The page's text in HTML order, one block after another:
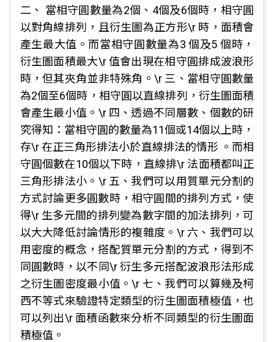
二、 當相守圓數量為2個、4個及6個時，相守圓
以對角線排列，且衍生圖為正方形\r 時，面積會
產生最大值。而當相守圓數量為3 個及5 個時，
衍生圖面積最大\r 值會出現在相守圓排成波浪形
時，但其夾角並非特殊角。\r 三、當相守圓數量
為2個至6個時，相守圓以直線排列，衍生圖面積
會產生最小值。\r 四、透過不同層數、個數的研
究得知：當相守圓的數量為11個或14個以上時，
存\r 在正三角形排法小於直線排法的情形 。而相
守圓個數在10個以下時，直線排\r 法面積都叫正
三角形排法小。\r 五、我們可以用質單元分割的
方式討論更多圓數時，相守圓間的排列方式，使
得\r 生多元間的排列變為數字間的加法排列，可
以大大降低討論情形的複雜度。\r 六、我們可以
用密度的概念，搭配質單元分割的方式，得到不
同圓數時，以不同\r 衍生多元搭配波浪形法形成
之衍生圖密度最小值。\r 七、我們可以算幾及柯
西不等式來驗證特定類型的衍生圖面積極值，也
可以列出\r 面積函數來分析不同類型的衍生圖面
積極值。